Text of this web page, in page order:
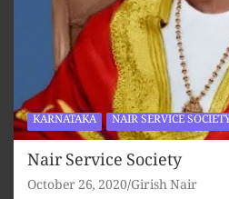
KARNATAKA NAIR SERVICE
Nair Service Society
October 26, 2020 Girish Nair